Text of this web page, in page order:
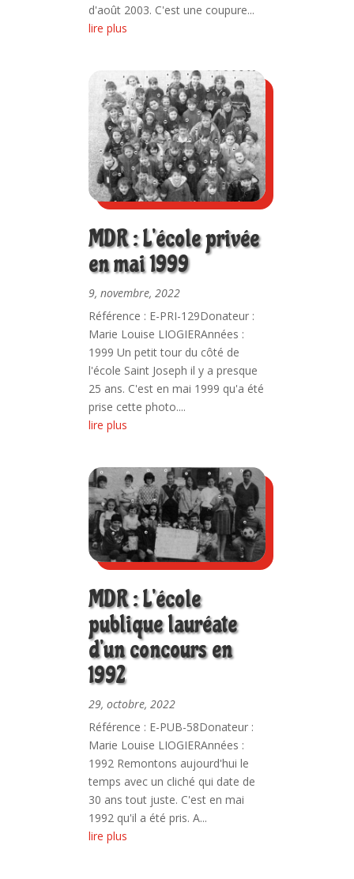
d'août 2003. C'est une coupure...
lire plus
MDR : L’école privée
en mai 1999
9, novembre, 2022
Référence : E-PRI-129Donateur :
Marie Louise LIOGIERAnnées :
1999 Un petit tour du côté de
l'école Saint Joseph il y a presque
25 ans. C'est en mai 1999 qu'a été
prise cette photo....
lire plus
MDR : L’école
publique lauréate
d’un concours en
1992
29, octobre, 2022
Référence : E-PUB-58Donateur :
Marie Louise LIOGIERAnnées :
1992 Remontons aujourd'hui le
temps avec un cliché qui date de
30 ans tout juste. C'est en mai
1992 qu'il a été pris. A...
lire plus